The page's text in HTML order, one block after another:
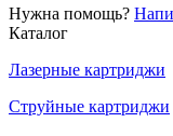
Нужна помощь?
Каталог
Лазерные картриджи
Струйные картриджи